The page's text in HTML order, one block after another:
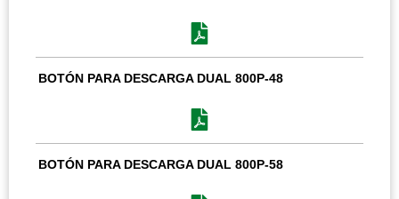
BOTÓN PARA DESCARGA DUAL 800P-48
BOTÓN PARA DESCARGA DUAL 800P-58